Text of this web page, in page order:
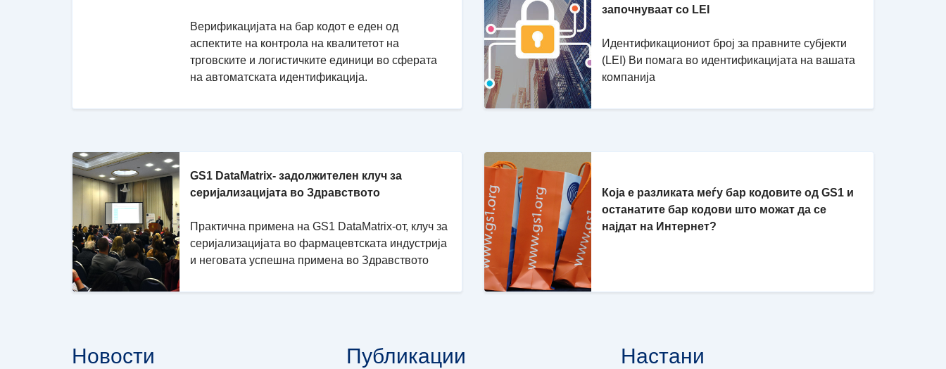
Верификацијата на бар кодот е еден од
аспектите на контрола на квалитетот на
трговските и логистичките единици во сферата
на автоматската идентификација.
започнуваат со LEI
Идентификациониот број за правните субјекти
(LEI) Ви помага во идентификацијата на вашата
компанија
GS1 DataMatrix- задолжителен клуч за
серијализацијата во Здравството
Практична примена на GS1 DataMatrix-от, клуч за
серијализацијата во фармацевтската индустрија
и неговата успешна примена во Здравството
Која е разликата меѓу бар кодовите од GS1 и
останатите бар кодови што можат да се
најдат на Интернет?
Новости Публикации Настани